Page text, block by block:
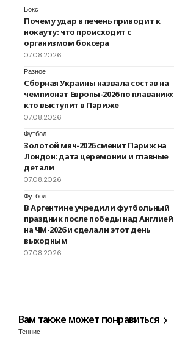
Бокс
Почему удар в печень приводит к
нокауту: что происходит с
организмом боксера
07.08.2026
Разное
Сборная Украины назвала состав на
чемпионат Европы-2026 по плаванию:
кто выступит в Париже
07.08.2026
Футбол
Золотой мяч-2026 сменит Париж на
Лондон: дата церемонии и главные
детали
07.08.2026
Футбол
В Аргентине учредили футбольный
праздник после победы над Англией
на ЧМ-2026 и сделали этот день
выходным
07.08.2026
Вам также может понравиться
Теннис